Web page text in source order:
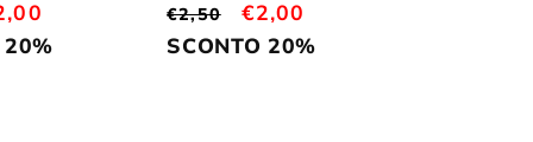
20%
Prezzo
di
€2,50
Prezzo
scontato
€2,00
SCONTO 20%